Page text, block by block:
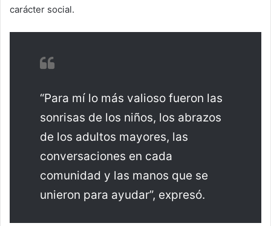
carácter social.
“Para mí lo más valioso fueron las
sonrisas de los niños, los abrazos
de los adultos mayores, las
conversaciones en cada
comunidad y las manos que se
unieron para ayudar”, expresó.